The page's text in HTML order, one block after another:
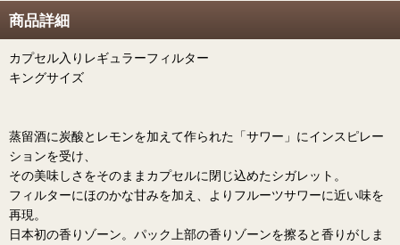
商品詳細
カプセル入りレギュラーフィルター
キングサイズ
蒸留酒に炭酸とレモンを加えて作られた「サワー」にインスピレー
ションを受け、
その美味しさをそのままカプセルに閉じ込めたシガレット。
フィルターにほのかな甘みを加え、よりフルーツサワーに近い味を
再現。
日本初の香りゾーン。パック上部の香りゾーンを擦ると香りがしま